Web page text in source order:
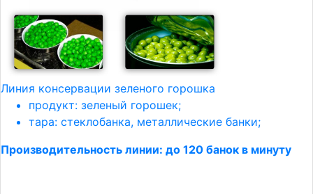
Линия консервации зеленого горошка
продукт: зеленый горошек;
тара: стеклобанка, металлические банки;
Производительность линии: до 120 банок в минуту